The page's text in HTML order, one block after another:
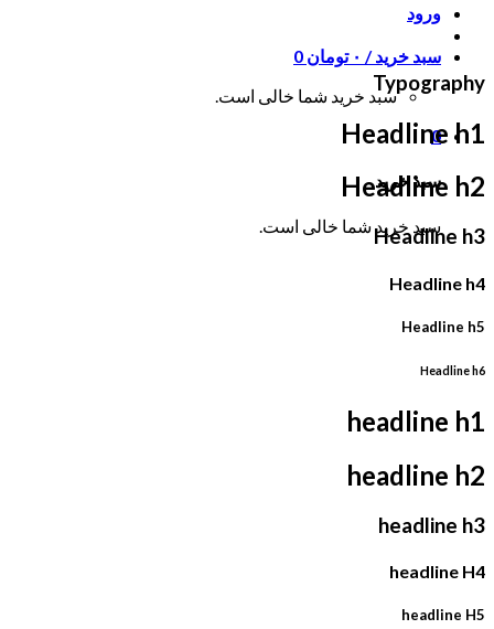
ورود
سبد خرید / ۰ تومان 0
سبد خرید شما خالی است.
0
سبد خرید
سبد خرید شما خالی است.
Typography
Headline h1
Headline h2
Headline h3
Headline h4
Headline h5
Headline h6
headline h1
headline h2
headline h3
headline H4
headline H5